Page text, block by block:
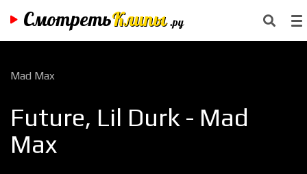
СмотретьКлипы .ру
Mad Max
Future, Lil Durk - Mad
Max